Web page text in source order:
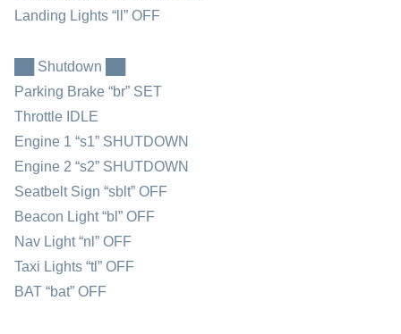
Landing Lights “ll” OFF
██ Shutdown ██
Parking Brake “br” SET
Throttle IDLE
Engine 1 “s1” SHUTDOWN
Engine 2 “s2” SHUTDOWN
Seatbelt Sign “sblt” OFF
Beacon Light “bl” OFF
Nav Light “nl” OFF
Taxi Lights “tl” OFF
BAT “bat” OFF